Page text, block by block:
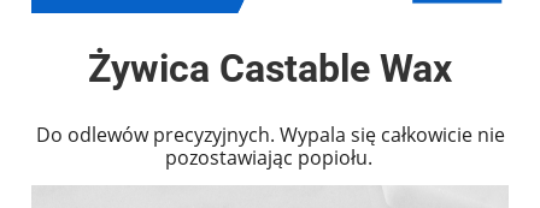
Żywica Castable Wax
Do odlewów precyzyjnych. Wypala się całkowicie nie
pozostawiając popiołu.